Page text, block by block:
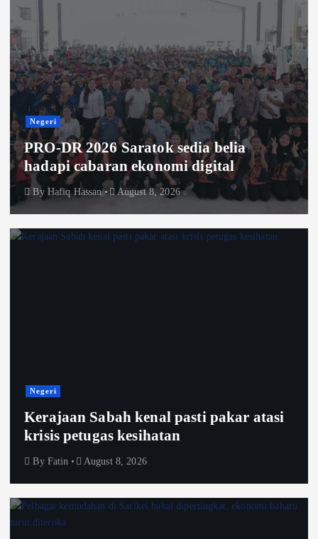
Negeri
PRO-DR 2026 Saratok sedia belia
hadapi cabaran ekonomi digital
By Hafiq Hassan August 8, 2026
Negeri
Kerajaan Sabah kenal pasti pakar atasi
krisis petugas kesihatan
By Fatin August 8, 2026